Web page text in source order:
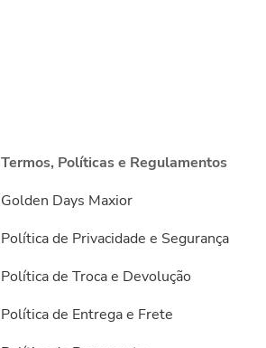
Termos, Políticas e Regulamentos
Golden Days Maxior
Política de Privacidade e Segurança
Política de Troca e Devolução
Política de Entrega e Frete